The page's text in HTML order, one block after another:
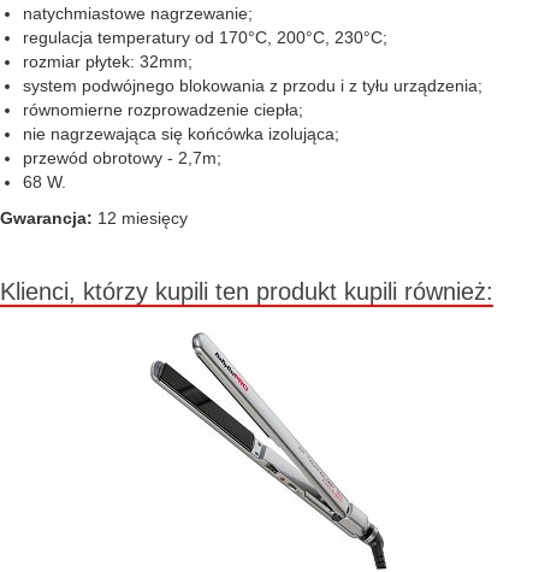
natychmiastowe nagrzewanie;
regulacja temperatury od 170°C, 200°C, 230°C;
rozmiar płytek: 32mm;
system podwójnego blokowania z przodu i z tyłu urządzenia;
równomierne rozprowadzenie ciepła;
nie nagrzewająca się końcówka izolująca;
przewód obrotowy - 2,7m;
68 W.
Gwarancja: 12 miesięcy
Klienci, którzy kupili ten produkt kupili również: